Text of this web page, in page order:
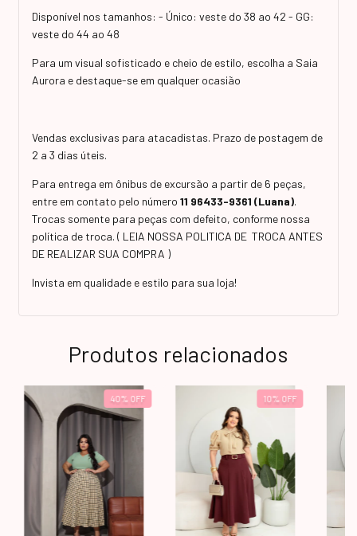
Disponível nos tamanhos: - Único: veste do 38 ao 42 - GG:
veste do 44 ao 48
Para um visual sofisticado e cheio de estilo, escolha a Saia
Aurora e destaque-se em qualquer ocasião
Vendas exclusivas para atacadistas. Prazo de postagem de
2 a 3 dias úteis.
Para entrega em ônibus de excursão a partir de 6 peças,
entre em contato pelo número 11 96433-9361 (Luana).
Trocas somente para peças com defeito, conforme nossa
política de troca. ( LEIA NOSSA POLITICA DE TROCA ANTES
DE REALIZAR SUA COMPRA )
Invista em qualidade e estilo para sua loja!
Produtos relacionados
40% OFF 10% OFF